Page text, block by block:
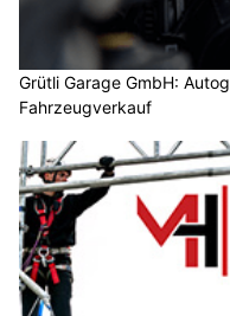
Grütli Garage GmbH:
Fahrzeugverkauf